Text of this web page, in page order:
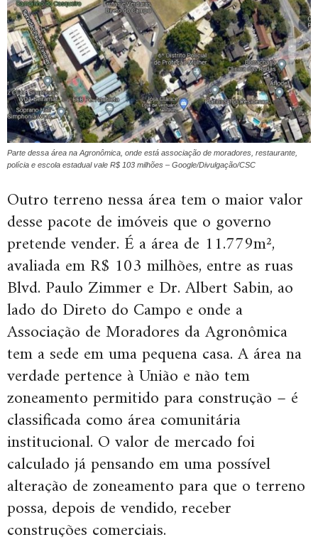
Parte dessa área na Agronômica, onde está associação de moradores, restaurante,
polícia e escola estadual vale R$ 103 milhões – Google/Divulgação/CSC
Outro terreno nessa área tem o maior valor
desse pacote de imóveis que o governo
pretende vender. É a área de 11.779m²,
avaliada em R$ 103 milhões, entre as ruas
Blvd. Paulo Zimmer e Dr. Albert Sabin, ao
lado do Direto do Campo e onde a
Associação de Moradores da Agronômica
tem a sede em uma pequena casa. A área na
verdade pertence à União e não tem
zoneamento permitido para construção – é
classificada como área comunitária
institucional. O valor de mercado foi
calculado já pensando em uma possível
alteração de zoneamento para que o terreno
possa, depois de vendido, receber
construções comerciais.